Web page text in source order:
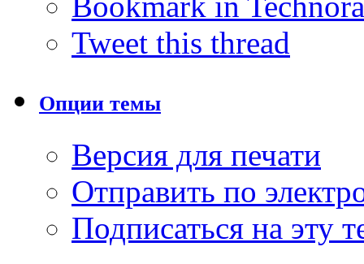
Tweet this thread
Опции темы
Версия для печати
Отправить по
Подписаться на эту